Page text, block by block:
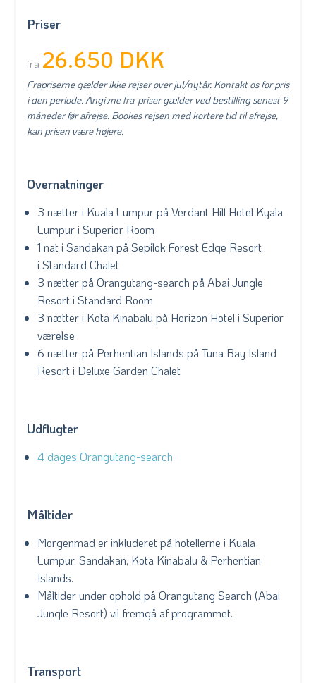
Priser
fra 26.650 DKK
Frapriserne gælder ikke rejser over jul/nytår. Kontakt os for pris
i den periode. Angivne fra-priser gælder ved bestilling senest 9
måneder før afrejse. Bookes rejsen med kortere tid til afrejse,
kan prisen være højere.
Overnatninger
3 nætter i Kuala Lumpur på Verdant Hill Hotel Kyala
Lumpur i Superior Room
1 nat i Sandakan på Sepilok Forest Edge Resort
i Standard Chalet
3 nætter på Orangutang-search på Abai Jungle
Resort i Standard Room
3 nætter i Kota Kinabalu på Horizon Hotel i Superior
værelse
6 nætter på Perhentian Islands på Tuna Bay Island
Resort i Deluxe Garden Chalet
Udflugter
4 dages Orangutang-search
Måltider
Morgenmad er inkluderet på hotellerne i Kuala
Lumpur, Sandakan, Kota Kinabalu & Perhentian
Islands.
Måltider under ophold på Orangutang Search (Abai
Jungle Resort) vil fremgå af programmet.
Transport